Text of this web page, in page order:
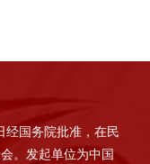
经国务院批准，在民
。发起单位为中国